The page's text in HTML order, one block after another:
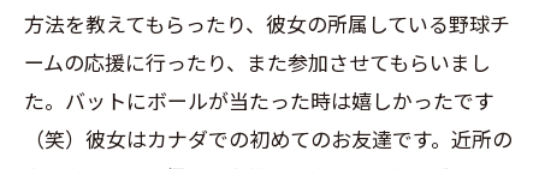
方法を教えてもらったり、彼女の所属している野球チ
ームの応援に行ったり、また参加させてもらいまし
た。バットにボールが当たった時は嬉しかったです
（笑）彼女はカナダでの初めてのお友達です。近所の